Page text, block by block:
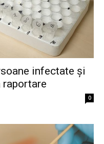
infectate și
raportare
0